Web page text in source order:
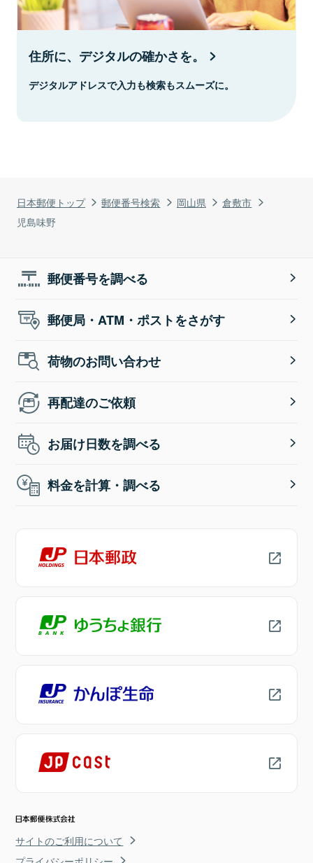
日本郵便トップ 郵便番号検索 岡山県
倉敷市
児島味野
住所に、デジタルの確かさを。
デジタルアドレスで入力も検索もスムーズに。
郵便番号を調べる
郵便局・ATM・ポストをさがす
荷物のお問い合わせ
再配達のご依頼
お届け日数を調べる
料金を計算・調べる
サイトのご利用について